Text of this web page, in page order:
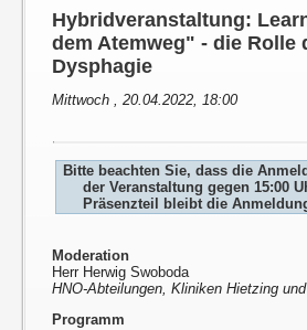
Hybridveranstaltung:
dem Atemweg" - die Rolle
Dysphagie
Mittwoch , 20.04.2022, 18:00
Bitte beachten Sie, dass die
der Veranstaltung gegen 15:00
Präsenzteil bleibt die
Moderation
Herr Herwig Swoboda
HNO-Abteilungen, Kliniken Hietzing
Programm